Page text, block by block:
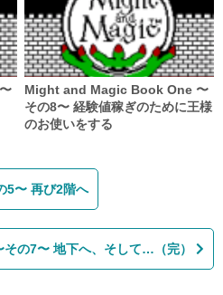
Might and Magic Book One 〜
その8〜 経験値稼ぎのために王様
のお使いをする
〜 再び2階へ
の7〜 地下へ、そして…（完）